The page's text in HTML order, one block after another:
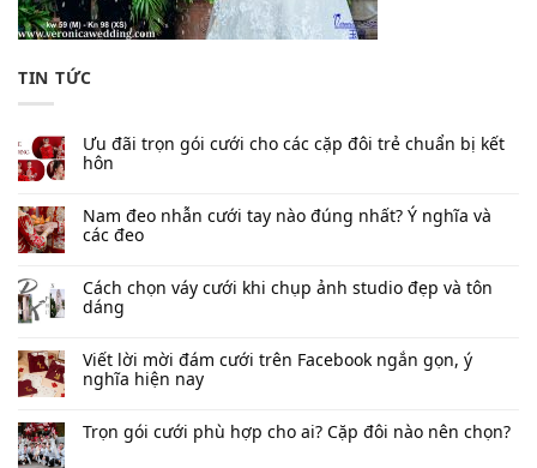
TIN TỨC
Ưu đãi trọn gói cưới cho các cặp đôi trẻ chuẩn bị kết
hôn
Nam đeo nhẫn cưới tay nào đúng nhất​? Ý nghĩa và
các đeo
Cách chọn váy cưới khi chụp ảnh studio đẹp và tôn
dáng
Viết lời mời đám cưới trên Facebook​ ngắn gọn, ý
nghĩa hiện nay
Trọn gói cưới phù hợp cho ai? Cặp đôi nào nên chọn?